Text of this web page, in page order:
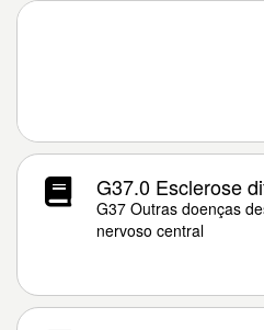
G37.0 Esclerose
G37 Outras doenças
nervoso central